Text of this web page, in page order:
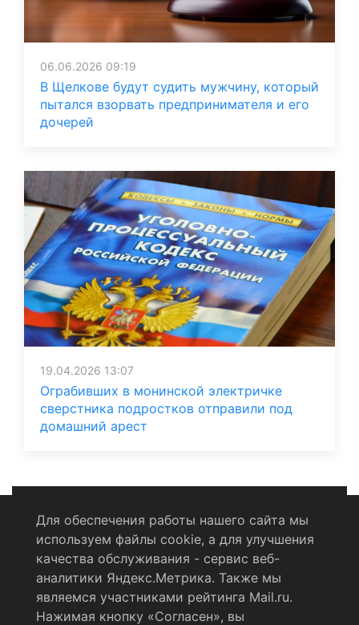
06.06.2026 09:19
В Щелкове будут судить мужчину, который
пытался взорвать предпринимателя и его
дочерей
19.04.2026 13:07
Ограбивших в монинской электричке
сверстника подростков отправили под
домашний арест
Политика конфиденциальности
Согласие на обработку персональных данных
Для обеспечения работы нашего сайта мы
используем файлы cookie, а для улучшения
качества обслуживания - сервис веб-
аналитики Яндекс.Метрика. Также мы
являемся участниками рейтинга Mail.ru.
Нажимая кнопку «Согласен», вы